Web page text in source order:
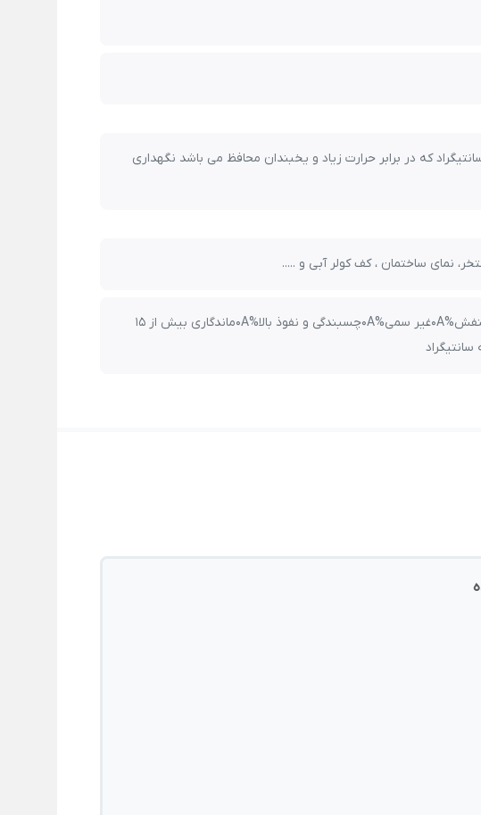
و خشک و دمای 5 تا 35 درجه سانتیگراد که در برابر حرارت زیاد و یخبندان محافظ می باشد نگهداری
نمای ساختمان ، کف کولر آبی و .....
مقاوم در برابر کشش%0Aمقاوم در برابر اسعه ماورابنفش%0Aغیر سمی%0Aچسبندگی و نفوذ بالا%0Aماندگاری بیش از 15